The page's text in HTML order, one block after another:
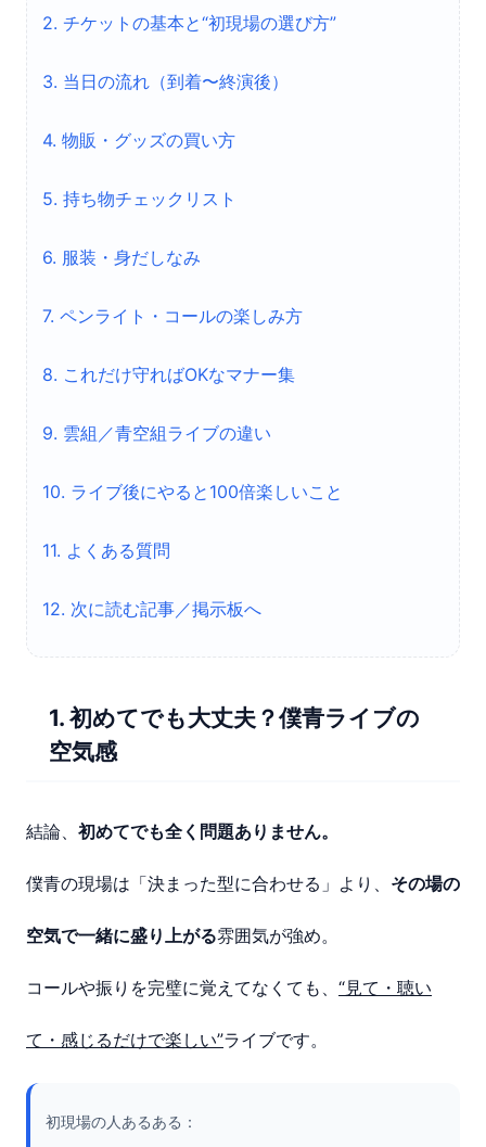
2. チケットの基本と“初現場の選び方”
3. 当日の流れ（到着〜終演後）
4. 物販・グッズの買い方
5. 持ち物チェックリスト
6. 服装・身だしなみ
7. ペンライト・コールの楽しみ方
8. これだけ守ればOKなマナー集
9. 雲組／青空組ライブの違い
10. ライブ後にやると100倍楽しいこと
11. よくある質問
12. 次に読む記事／掲示板へ
1. 初めてでも大丈夫？僕青ライブの
空気感
結論、 初めてでも全く問題ありません。
僕青の現場は「決まった型に合わせる」より、 その場の
空気で一緒に盛り上がる雰囲気が強め。
コールや振りを完璧に覚えてなくても、 “見て・聴い
て・感じるだけで楽しい”ライブです。
初現場の人あるある：